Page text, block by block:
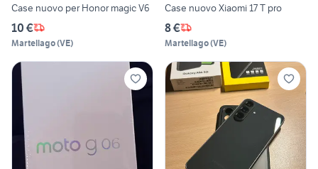
Case nuovo per Honor magic V6
10 €
Martellago(VE)
Case nuovo Xiaomi 17 T pro
8 €
Martellago(VE)